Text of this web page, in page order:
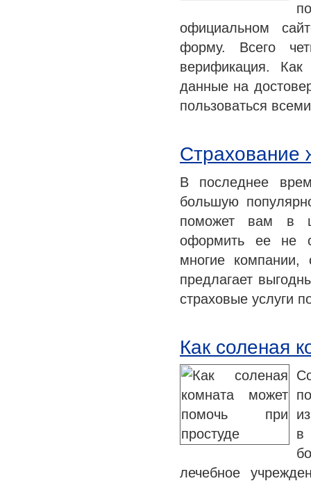
официальном
форму. Всего
верификация. Как
данные на
пользоваться
Страхование
В последнее
большую
поможет вам в
оформить ее не
многие
предлагает
страховые услуги
Как соленая
в
лечебное